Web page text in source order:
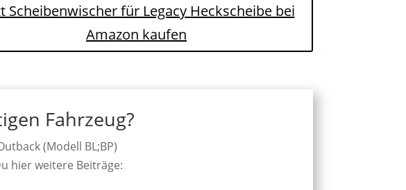
Scheibenwischer für Legacy Heckscheibe bei
Amazon kaufen
Fahrzeug?
(Modell BL;BP)
hier weitere Beiträge: